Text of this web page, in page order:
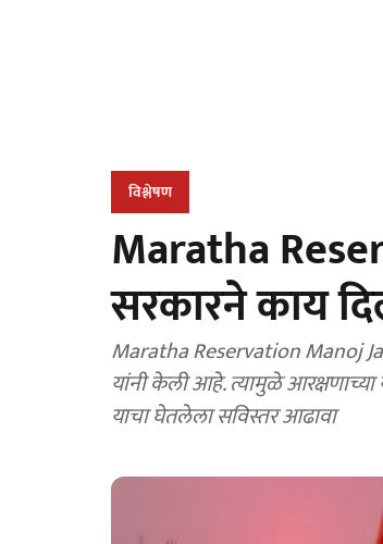
विश्लेषण
Maratha
सरकारने काय
Maratha Reservation Manoj
यांनी केली आहे. त्यामुळे आरक्षणाच्या या लढाईचा हिशेब मांडून
याचा घेतलेला सविस्तर आढावा